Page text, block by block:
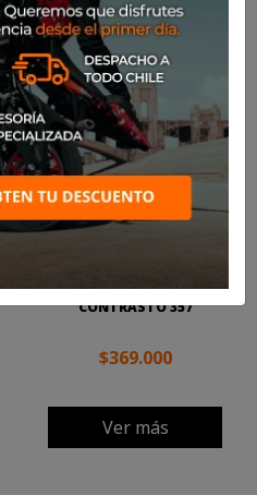
de 256 artículo(s)
CASCO NOLAN N60-6 SPORT
CONTRASTO 357
$369.000
Ver más